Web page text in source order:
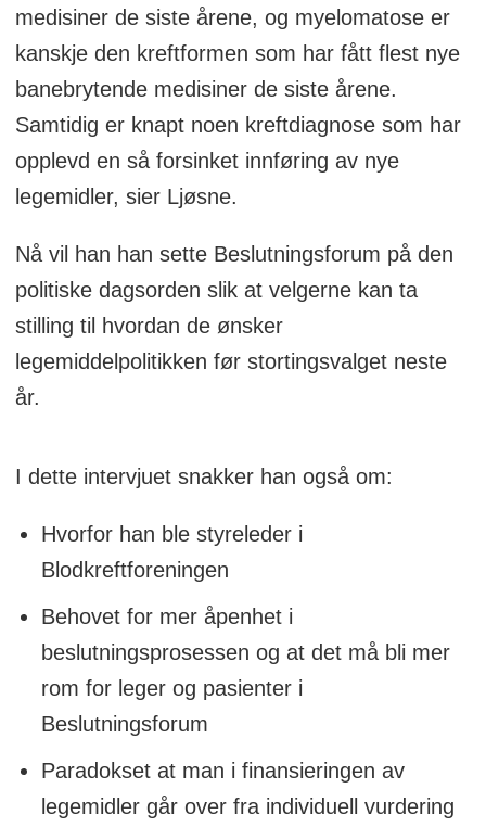
medisiner de siste årene, og myelomatose er
kanskje den kreftformen som har fått flest nye
banebrytende medisiner de siste årene.
Samtidig er knapt noen kreftdiagnose som har
opplevd en så forsinket innføring av nye
legemidler, sier Ljøsne.
Nå vil han han sette Beslutningsforum på den
politiske dagsorden slik at velgerne kan ta
stilling til hvordan de ønsker
legemiddelpolitikken før stortingsvalget neste
år.
I dette intervjuet snakker han også om:
Hvorfor han ble styreleder i
Blodkreftforeningen
Behovet for mer åpenhet i
beslutningsprosessen og at det må bli mer
rom for leger og pasienter i
Beslutningsforum
Paradokset at man i finansieringen av
legemidler går over fra individuell vurdering